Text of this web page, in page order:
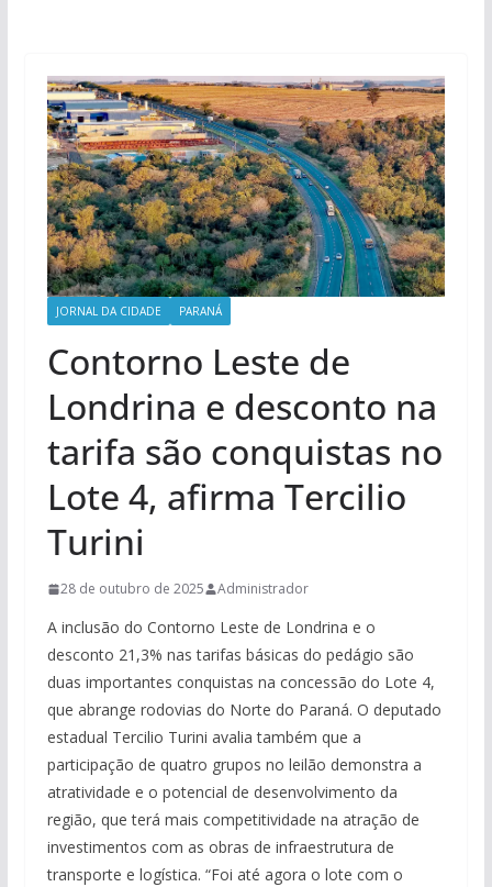
JORNAL DA CIDADE PARANÁ
Contorno Leste de
Londrina e desconto na
tarifa são conquistas no
Lote 4, afirma Tercilio
Turini
28 de outubro de 2025 Administrador
A inclusão do Contorno Leste de Londrina e o
desconto 21,3% nas tarifas básicas do pedágio são
duas importantes conquistas na concessão do Lote 4,
que abrange rodovias do Norte do Paraná. O deputado
estadual Tercilio Turini avalia também que a
participação de quatro grupos no leilão demonstra a
atratividade e o potencial de desenvolvimento da
região, que terá mais competitividade na atração de
investimentos com as obras de infraestrutura de
transporte e logística. “Foi até agora o lote com o